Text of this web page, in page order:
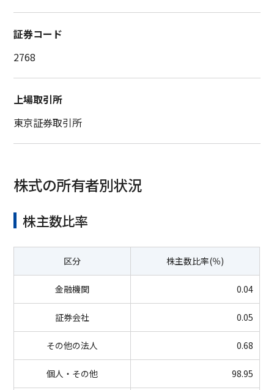
証券コード
2768
上場取引所
東京証券取引所
株式の所有者別状況
株主数比率
区分 株主数比率(％)
金融機関 0.04
証券会社 0.05
その他の法人 0.68
個人・その他 98.95